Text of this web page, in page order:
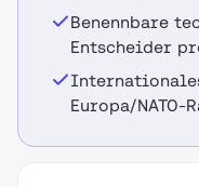
Benennbare
Entscheider
Europa/NATO-